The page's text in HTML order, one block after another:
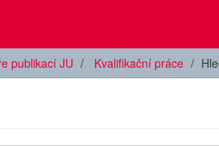
publikací JU Kvalifikační práce